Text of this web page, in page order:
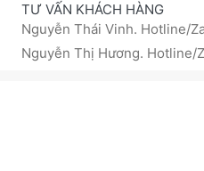
TƯ VẤN KHÁCH HÀNG
Nguyễn Thái Vinh. Hotline/
Nguyễn Thị Hương. Hotline/